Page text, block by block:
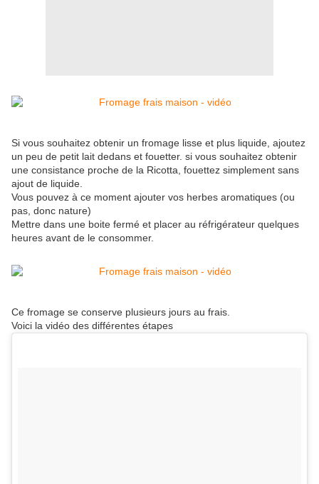
Si vous souhaitez obtenir un fromage lisse et plus liquide, ajoutez
un peu de petit lait dedans et fouetter. si vous souhaitez obtenir
une consistance proche de la Ricotta, fouettez simplement sans
ajout de liquide.
Vous pouvez à ce moment ajouter vos herbes aromatiques (ou
pas, donc nature)
Mettre dans une boite fermé et placer au réfrigérateur quelques
heures avant de le consommer.
Ce fromage se conserve plusieurs jours au frais.
Voici la vidéo des différentes étapes